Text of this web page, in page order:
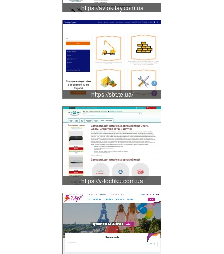
https://avtokitay.com.ua
https://sbt.te.ua/
https://v-tochku.com.ua